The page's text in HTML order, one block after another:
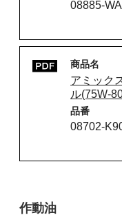
08885-
商品名
アミック
ル(75W-
品番
08702-
作動油